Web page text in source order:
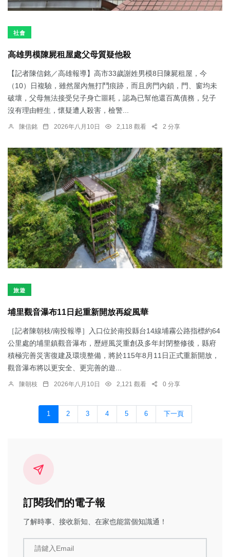
社會
高雄男模陳屍租屋處父母質疑他殺
【記者陳信銘／高雄報導】高市33歲謝姓男模8日陳屍租屋，今
（10）日複驗，雖然屋內無打鬥痕跡，而且房門內鎖，門、窗均未
破壞，父母無法接受兒子身亡噩耗，認為已幫他還百萬債務，兒子
沒有理由輕生，懷疑遭人殺害，檢警...
陳信銘 2026年八月10日 2,118 觀看 2 分享
旅遊
埔里觀音瀑布11日起重新開放再綻風華
［記者陳朝枝/南投報導］入口位於南投縣台14線埔霧公路指標約64
公里處的埔里鎮觀音瀑布，歷經風災重創及多年封閉整修後，縣府
積極完善災害復建及環境整備，將於115年8月11日正式重新開放，
觀音瀑布將以更安全、更完善的遊...
陳朝枝 2026年八月10日 2,121 觀看 0 分享
1 2 3 4 5 6 下一頁
訂閱我們的電子報
了解時事、接收新知、在家也能當個知識通！
請鍵入Email